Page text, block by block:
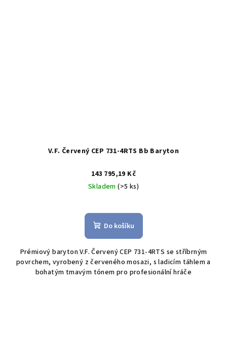
V.F. Červený CEP 731-4RTS Bb Baryton
143 795,19 Kč
Skladem(>5 ks)
Do košíku
Prémiový baryton V.F. Červený CEP 731-4RTS se stříbrným
povrchem, vyrobený z červeného mosazi, s ladicím táhlem a
bohatým tmavým tónem pro profesionální hráče